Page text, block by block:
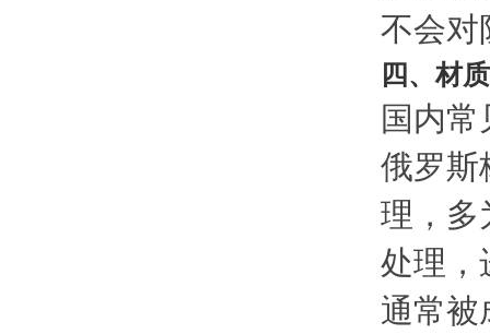
不会对
四、材质
国内
俄罗斯
理，多
处理，
通常被